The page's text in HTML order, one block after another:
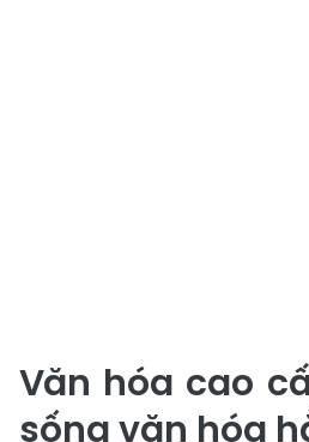
Văn hóa cao
sống văn hóa